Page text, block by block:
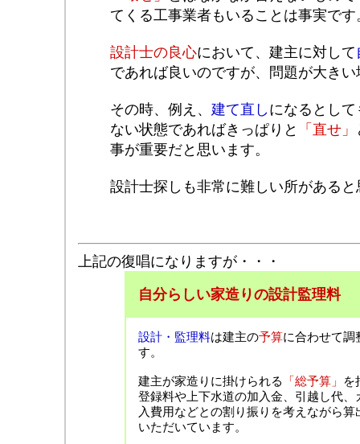
てくる工事業者もいることは事実です
設計士の良心において、建主に対して
であれば良いのですが、問題が大き
その時、例え、 建て直し になるとし
ない状態であればきっぱりと
「直せ」
事が重要だと思います。
設計士探しも非常に難しい所がある
上記の復唱になりますが・・・
自分らしい家造りの設計監理料
設計・監理料は建主の予算に合わせて調
す。
建主が家造りに掛けられる 「総予算」
を
登録料や上下水道の加入金、引越し代、
入費用などとの割り振りを考えながら
いただいています。